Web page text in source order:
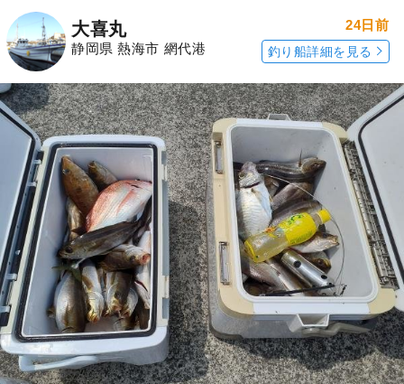
大喜丸
静岡県 熱海市 網代港
24日前
釣り船詳細を見る